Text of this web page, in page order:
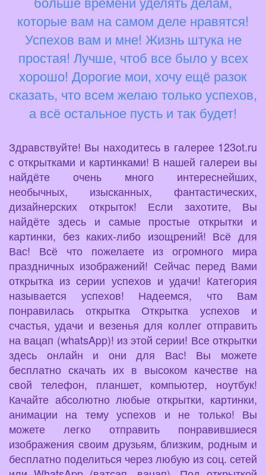
которые вам на самом деле нравятся!
Успехов вам и мне! Жизнь штука не
простая! Лучше, чтоб все было у всех
хорошо! Дорогие мои, хочу ещё разок
сказать, что всем желаю только успехов,
а всё остальное пусть и так будет!
Здравствуйте! Вы находитесь в галерее 123ot.ru
с открытками и картинками! В нашей галереи вы
найдёте очень много интереснейших,
необычных, изысканных, фантастических,
дизайнерских открыток! Если захотите, Вы
найдёте здесь и самые простые открытки и
картинки, без каких-либо изощрений! Всё для
Вас! Всё что пожелаете из огромного мира
праздничных изображений! Сейчас перед Вами
открытка из серии успехов и удачи! Категория
называется успехов! Надеемся, что Вам
понравилась открытка Открытка успехов и
счастья, удачи и везенья для коллег отправить
на вацап (whatsApp)! из этой серии! Все открытки
здесь онлайн и они для Вас! Вы можете
бесплатно скачать их в высоком качестве на
свой телефон, планшет, компьютер, ноутбук!
Качайте абсолютно любые открытки, картинки,
анимации на тему успехов и не только! Вы
можете легко отправить понравившиеся
изображения своим друзьям, близким, родным и
бесплатно поделиться через любую из соц. сетей